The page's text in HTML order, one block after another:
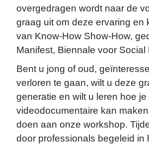
overgedragen wordt naar de
graag uit om deze ervaring en
van Know-How Show-How,
Manifest, Biennale voor Social
Bent u jong of oud,
verloren te gaan, wilt u deze
generatie en wilt u leren hoe
videodocumentaire kan
doen aan onze workshop.
door professionals begeleid in